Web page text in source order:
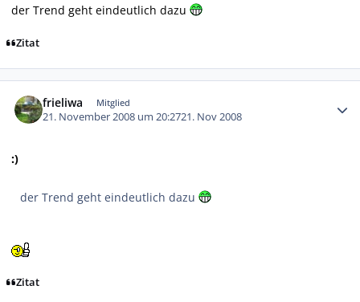
der Trend geht eindeutlich dazu
Zitat
frieliwa Mitglied
21. November 2008 um 20:2721. Nov 2008
:)
der Trend geht eindeutlich dazu
Zitat